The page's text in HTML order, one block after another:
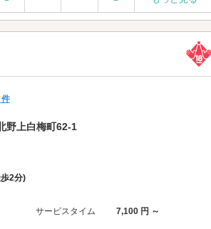
野上白梅町62-1
2分)
サービスタイム
7,100 円 ～